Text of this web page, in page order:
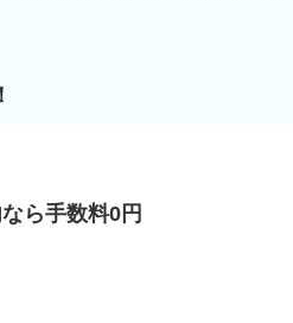
ら手数料0円